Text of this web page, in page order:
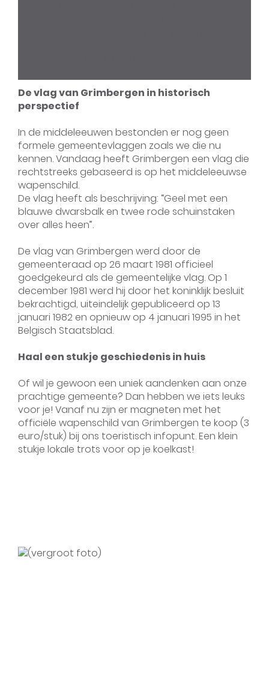
De vlag van Grimbergen in historisch
perspectief
In de middeleeuwen bestonden er nog geen
formele gemeentevlaggen zoals we die nu
kennen. Vandaag heeft Grimbergen een vlag die
rechtstreeks gebaseerd is op het middeleeuwse
wapenschild.
De vlag heeft als beschrijving: “Geel met een
blauwe dwarsbalk en twee rode schuinstaken
over alles heen”.
De vlag van Grimbergen werd door de
gemeenteraad op 26 maart 1981 officieel
goedgekeurd als de gemeentelijke vlag. Op 1
december 1981 werd hij door het koninklijk besluit
bekrachtigd, uiteindelijk gepubliceerd op 13
januari 1982 en opnieuw op 4 januari 1995 in het
Belgisch Staatsblad.
Haal een stukje geschiedenis in huis
Of wil je gewoon een uniek aandenken aan onze
prachtige gemeente? Dan hebben we iets leuks
voor je! Vanaf nu zijn er magneten met het
officiële wapenschild van Grimbergen te koop (3
euro/stuk) bij ons toeristisch infopunt. Een klein
stukje lokale trots voor op je koelkast!